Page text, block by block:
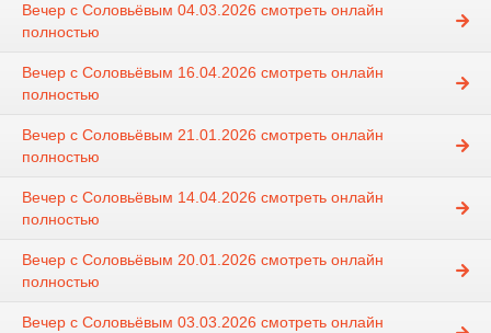
Вечер с Соловьёвым 04.03.2026 смотреть онлайн
полностью
Вечер с Соловьёвым 16.04.2026 смотреть онлайн
полностью
Вечер с Соловьёвым 21.01.2026 смотреть онлайн
полностью
Вечер с Соловьёвым 14.04.2026 смотреть онлайн
полностью
Вечер с Соловьёвым 20.01.2026 смотреть онлайн
полностью
Вечер с Соловьёвым 03.03.2026 смотреть онлайн